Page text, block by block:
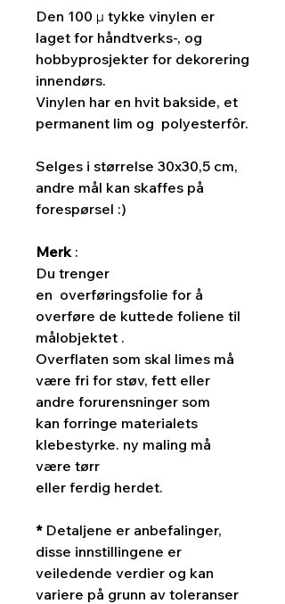
Den 100 µ tykke vinylen er
laget for håndtverks-, og
hobbyprosjekter for dekorering
innendørs.
Vinylen har en hvit bakside, et
permanent lim og polyesterfôr.
Selges i størrelse 30x30,5 cm,
andre mål kan skaffes på
forespørsel :)
Merk :
Du trenger
en overføringsfolie for å
overføre de kuttede foliene til
målobjektet .
Overflaten som skal limes må
være fri for støv, fett eller
andre forurensninger som
kan forringe materialets
klebestyrke. ny maling må
være tørr
eller ferdig herdet.
*Detaljene er anbefalinger,
disse innstillingene er
veiledende verdier og kan
variere på grunn av toleranser